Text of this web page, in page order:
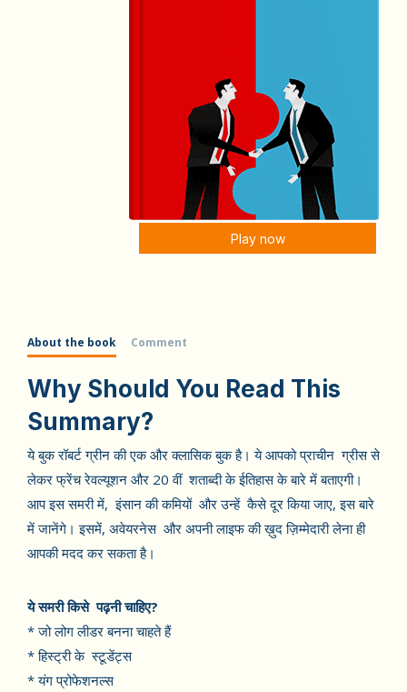
Play now
About the book Comment
Why Should You Read This
Summary?
ये बुक रॉबर्ट ग्रीन की एक और क्लासिक बुक है। ये आपको प्राचीन ग्रीस से
लेकर फ्रेंच रेवल्यूशन और 20 वीं शताब्दी के ईतिहास के बारे में बताएगी।
आप इस समरी में, इंसान की कमियों और उन्हें कैसे दूर किया जाए, इस बारे
में जानेंगे। इसमें, अवेयरनेस और अपनी लाइफ की ख़ुद ज़िम्मेदारी लेना ही
आपकी मदद कर सकता है।
ये समरी किसे पढ़नी चाहिए?
* जो लोग लीडर बनना चाहते हैं
* हिस्ट्री के स्टूडेंट्स
* यंग प्रोफेशनल्स